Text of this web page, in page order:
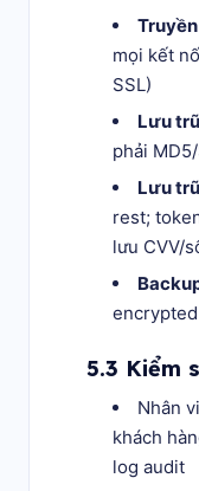
mọi kết
SSL)
Lưu
phải
Lưu
rest;
lưu CVV/
encrypted
5.3 Kiểm
Nhân
khách
log audit